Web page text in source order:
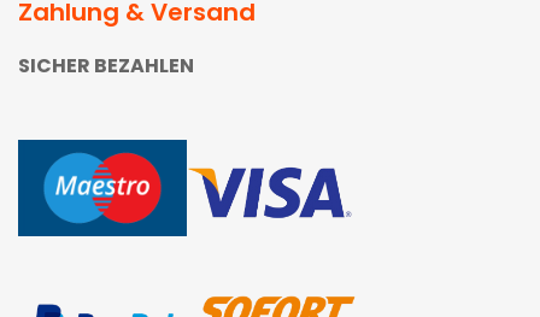
Zahlung & Versand
SICHER BEZAHLEN